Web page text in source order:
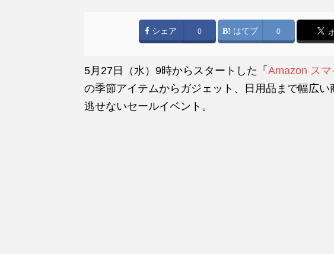
シェア 0 はてブ 0
5月27日（水）9時からスタートした「 Amazon ス
の季節アイテムからガジェット、日用品まで幅広
逃せないセールイベント。